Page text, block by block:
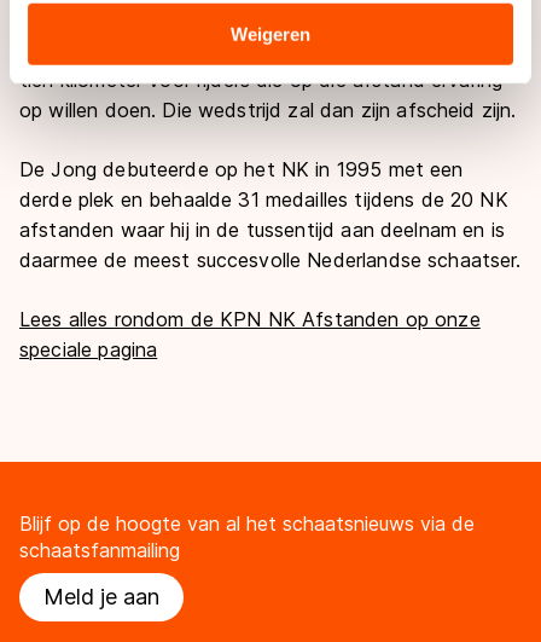
Sommige partners kunnen gegevens doorgeven aan
landen buiten de EU, zoals de VS, waar mogelijk geen
adequaat beschermingsniveau geldt volgens de GDPR.
Door op ‘Toestaan’ te klikken, stemt u in met deze
Weigeren
februari organiseert De Jong in Haarlem zelf nog een
tien kilometer voor rijders die op die afstand ervaring
op willen doen. Die wedstrijd zal dan zijn afscheid zijn.
De Jong debuteerde op het NK in 1995 met een
derde plek en behaalde 31 medailles tijdens de 20 NK
afstanden waar hij in de tussentijd aan deelnam en is
daarmee de meest succesvolle Nederlandse schaatser.
Lees alles rondom de KPN NK Afstanden op onze
speciale pagina
Blijf op de hoogte van al het schaatsnieuws via de
schaatsfanmailing
Meld je aan